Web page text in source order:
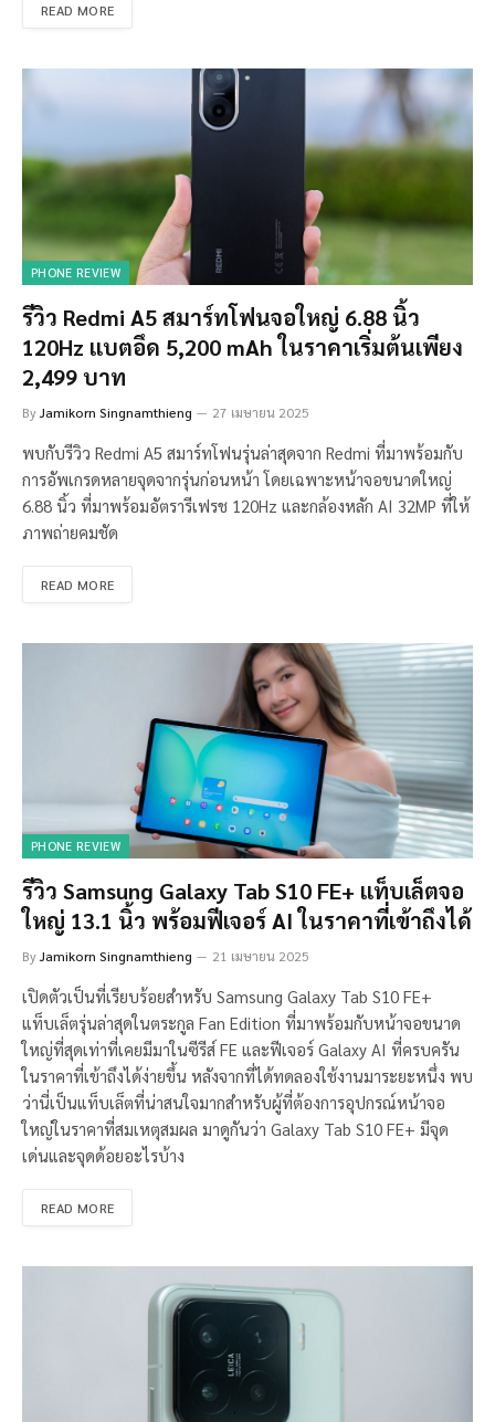
READ MORE
PHONE REVIEW
รีวิว Redmi A5 สมาร์ทโฟนจอใหญ่ 6.88 นิ้ว
120Hz แบตอึด 5,200 mAh ในราคาเริ่มต้นเพียง
2,499 บาท
ByJamikorn Singnamthieng 27 เมษายน 2025
พบกับรีวิว Redmi A5 สมาร์ทโฟนรุ่นล่าสุดจาก Redmi ที่มาพร้อมกับ
การอัพเกรดหลายจุดจากรุ่นก่อนหน้า โดยเฉพาะหน้าจอขนาดใหญ่
6.88 นิ้ว ที่มาพร้อมอัตรารีเฟรช 120Hz และกล้องหลัก AI 32MP ที่ให้
ภาพถ่ายคมชัด
READ MORE
PHONE REVIEW
รีวิว Samsung Galaxy Tab S10 FE+ แท็บเล็ตจอ
ใหญ่ 13.1 นิ้ว พร้อมฟีเจอร์ AI ในราคาที่เข้าถึงได้
ByJamikorn Singnamthieng 21 เมษายน 2025
เปิดตัวเป็นที่เรียบร้อยสำหรับ Samsung Galaxy Tab S10 FE+
แท็บเล็ตรุ่นล่าสุดในตระกูล Fan Edition ที่มาพร้อมกับหน้าจอขนาด
ใหญ่ที่สุดเท่าที่เคยมีมาในซีรีส์ FE และฟีเจอร์ Galaxy AI ที่ครบครัน
ในราคาที่เข้าถึงได้ง่ายขึ้น หลังจากที่ได้ทดลองใช้งานมาระยะหนึ่ง พบ
ว่านี่เป็นแท็บเล็ตที่น่าสนใจมากสำหรับผู้ที่ต้องการอุปกรณ์หน้าจอ
ใหญ่ในราคาที่สมเหตุสมผล มาดูกันว่า Galaxy Tab S10 FE+ มีจุด
เด่นและจุดด้อยอะไรบ้าง
READ MORE